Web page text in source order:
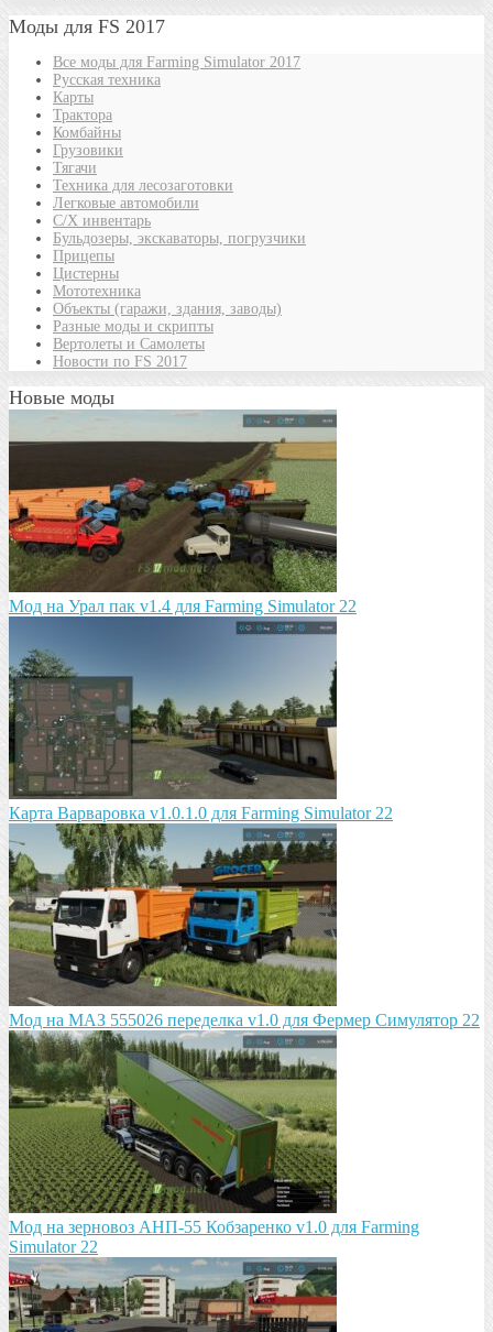
Моды для FS 2017
Все моды для Farming Simulator 2017
Русская техника
Карты
Трактора
Комбайны
Грузовики
Тягачи
Техника для лесозаготовки
Легковые автомобили
С/Х инвентарь
Бульдозеры, экскаваторы, погрузчики
Прицепы
Цистерны
Мототехника
Объекты (гаражи, здания, заводы)
Разные моды и скрипты
Вертолеты и Самолеты
Новости по FS 2017
Новые моды
Мод на Урал пак v1.4 для Farming Simulator 22
Карта Варваровка v1.0.1.0 для Farming Simulator 22
Мод на МАЗ 555026 пeрeдeлка v1.0 для Фермер Симулятор 22
Мод на зeрновоз АНП-55 Кобзарeнко v1.0 для Farming
Simulator 22